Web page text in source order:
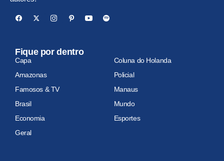
Fique por dentro
Capa
Coluna do Holanda
Amazonas
Policial
Famosos & TV
Manaus
Brasil
Mundo
Economia
Esportes
Geral